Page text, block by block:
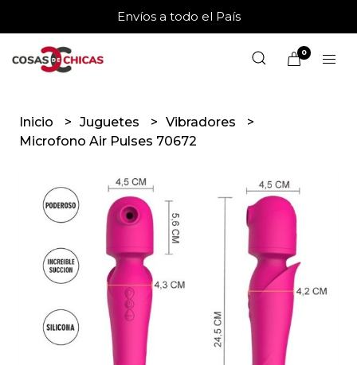
Envíos a todo el País
0
Inicio Juguetes
Vibradores
Microfono Air Pulses 70672